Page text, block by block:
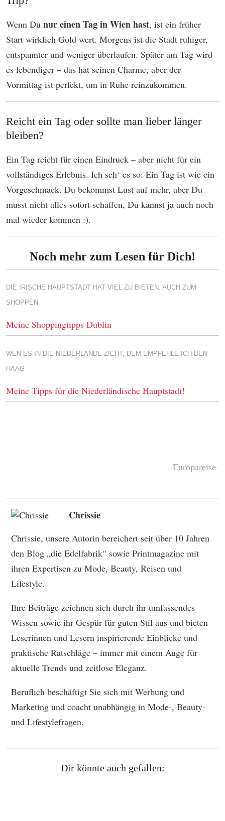
Wenn Du nur einen Tag in Wien hast, ist ein früher
Start wirklich Gold wert. Morgens ist die Stadt ruhiger,
entspannter und weniger überlaufen. Später am Tag wird
es lebendiger – das hat seinen Charme, aber der
Vormittag ist perfekt, um in Ruhe reinzukommen.
Reicht ein Tag oder sollte man lieber länger
bleiben?
Ein Tag reicht für einen Eindruck – aber nicht für ein
vollständiges Erlebnis. Ich seh‘ es so: Ein Tag ist wie ein
Vorgeschmack. Du bekommst Lust auf mehr, aber Du
musst nicht alles sofort schaffen, Du kannst ja auch noch
mal wieder kommen :).
Noch mehr zum Lesen für Dich!
DIE IRISCHE HAUPTSTADT HAT VIEL ZU BIETEN. AUCH ZUM
SHOPPEN
Meine Shoppingtipps Dublin
WEN ES IN DIE NIEDERLANDE ZIEHT, DEM EMPFEHLE ICH DEN
HAAG
Meine Tipps für die Niederländische Hauptstadt!
-Europareise-
Chrissie
Chrissie, unsere Autorin bereichert seit über 10 Jahren
den Blog „die Edelfabrik“ sowie Printmagazine mit
ihren Expertisen zu Mode, Beauty, Reisen und
Lifestyle.
Ihre Beiträge zeichnen sich durch ihr umfassendes
Wissen sowie ihr Gespür für guten Stil aus und bieten
Leserinnen und Lesern inspirierende Einblicke und
praktische Ratschläge – immer mit einem Auge für
aktuelle Trends und zeitlose Eleganz.
Beruflich beschäftigt Sie sich mit Werbung und
Marketing und coacht unabhängig in Mode-, Beauty-
und Lifestylefragen.
Dir könnte auch gefallen: